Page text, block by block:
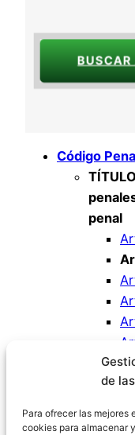
de
Para ofrecer las mejores
cookies para almacenar
BUSCAR
Código
penal